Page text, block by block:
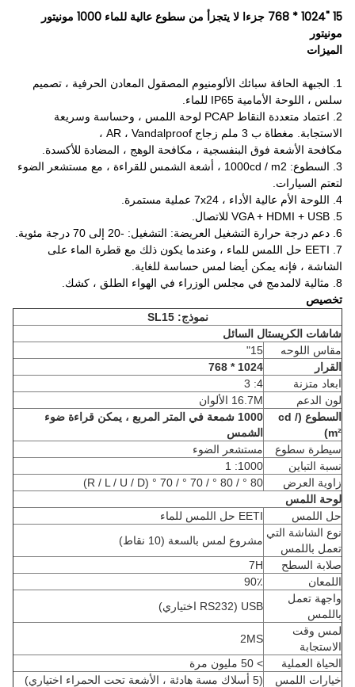
15 "1024 * 768 جزءا لا يتجزأ من سطوع عالية للماء 1000 مونيتور
مونيتور
الميزات
1. الجبهة الحافة سبائك الألومنيوم المصقول المعادن الحرفية ، تصميم
سلس ، اللوحة الأمامية IP65 للماء.
2. اعتماد متعددة النقاط PCAP لوحة اللمس ، وحساسة وسريعة
الاستجابة.
مغطاة ب 3 ملم زجاج AR ، Vandalproof ،
مكافحة الأشعة فوق البنفسجية ، مكافحة الوهج ، المضادة للأكسدة.
3. السطوع: 1000cd / m2 ، أشعة الشمس للقراءة ، مع مستشعر الضوء
لتعتم السيارات.
4. اللوحة الأم عالية الأداء ، 7x24 عملية مستمرة.
5. VGA + HDMI + USB للاتصال.
6. دعم درجة حرارة التشغيل العريضة: التشغيل: -20 إلى 70 درجة مئوية.
7. EETI حل اللمس للماء ، وعندما يكون ذلك مع قطرة الماء على
الشاشة ، فإنه يمكن أيضا لمس حساسة للغاية.
8. مثالية لالمدمج في مجلس الوزراء في الهواء الطلق ، كشك.
تخصيص
نموذج: SL15
شاشات الكريستال السائل
مقاس اللوحه
15"
القرار
1024 * 768
ابعاد متزنة
4: 3
لون الدعم
16.7M الألوان
السطوع (cd /
m²)
1000 شمعة في المتر المربع ، يمكن قراءة ضوء
الشمس
سيطرة سطوع
مستشعر الضوء
نسبة التباين
1000: 1
زاوية العرض
80 ° / 80 ° / 70 ° / 70 ° (R / L / U / D)
لوحة اللمس
حل اللمس
EETI حل اللمس للماء
نوع الشاشة التي
تعمل باللمس
مشروع لمس بالسعة (10 نقاط)
صلابة السطح
7H
اللمعان
90٪
واجهة تعمل
باللمس
USB (RS232 اختياري)
لمس وقت
الاستجابة
2MS
الحياة العملية
> 50 مليون مرة
خيارات اللمس
(5 أسلاك مسة هادئة ، الأشعة تحت الحمراء اختياري)